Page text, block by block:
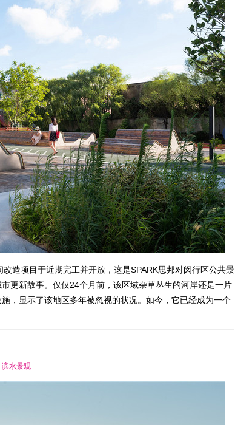
造项目于近期完工并开放，这是SPARK思邦对闵行区公共景
更新故事。仅仅24个月前，该区域杂草丛生的河岸还是一片
，显示了该地区多年被忽视的状况。如今，它已经成为一个
滨水景观